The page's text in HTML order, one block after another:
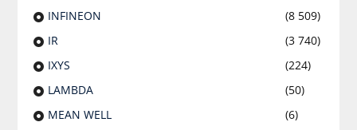
INFINEON
(8 509)
IR
(3 740)
IXYS
(224)
LAMBDA
(50)
MEAN WELL
(6)